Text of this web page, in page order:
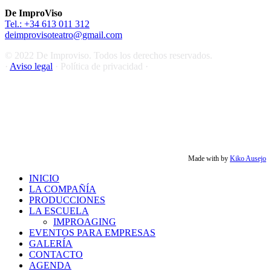
De ImproViso
Tel.: +34 613 011 312
deimprovisoteatro@gmail.com
© 2022 De Improviso. Todos los derechos reservados.
· Aviso legal · Política de privacidad ·
Made with by Kiko Ausejo
Close
Menu
INICIO
LA COMPAÑÍA
PRODUCCIONES
LA ESCUELA
IMPROAGING
EVENTOS PARA EMPRESAS
GALERÍA
CONTACTO
AGENDA